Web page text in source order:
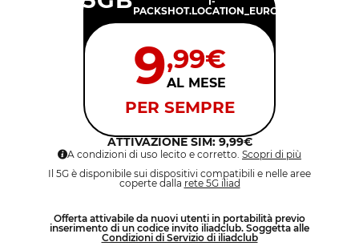
ATTIVAZIONE SIM: 9,99€
A condizioni di uso lecito e corretto. Scopri di più
Il 5G è disponibile sui dispositivi compatibili e nelle aree
coperte dalla rete 5G iliad
Offerta attivabile da nuovi utenti in portabilità previo
inserimento di un codice invito iliadclub. Soggetta alle
Condizioni di Servizio di iliadclub